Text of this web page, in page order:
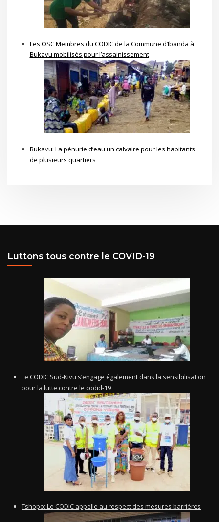
Les OSC Membres du CODIC de la Commune d’Ibanda à
Bukavu mobilisés pour l’assainissement
Bukavu: La pénurie d’eau un calvaire pour les habitants
de plusieurs quartiers
Luttons tous contre le COVID-19
Le CODIC Sud-Kivu s’engage également dans la sensibilisation
pour la lutte contre le codid-19
Tshopo: Le CODIC appelle au respect des mesures barrières